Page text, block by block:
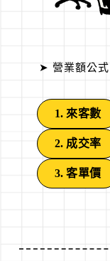
➤ 營業額公式
1. 來客數
2. 成交率
3. 客單價